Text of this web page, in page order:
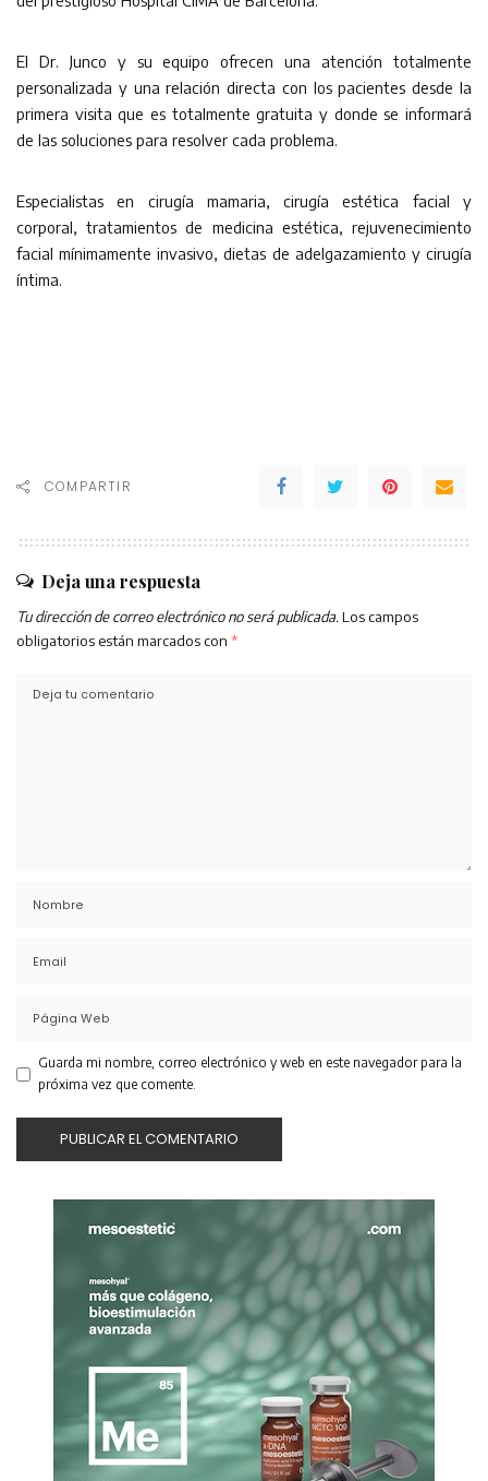
El Dr. Junco y su equipo ofrecen una atención totalmente
personalizada y una relación directa con los pacientes desde la
primera visita que es totalmente gratuita y donde se informará
de las soluciones para resolver cada problema.
Especialistas en cirugía mamaria, cirugía estética facial y
corporal, tratamientos de medicina estética, rejuvenecimiento
facial mínimamente invasivo, dietas de adelgazamiento y cirugía
íntima.
COMPARTIR
Deja una respuesta
Tu dirección de correo electrónico no será publicada. Los campos
obligatorios están marcados con *
Guarda mi nombre, correo electrónico y web en este navegador para la
próxima vez que comente.